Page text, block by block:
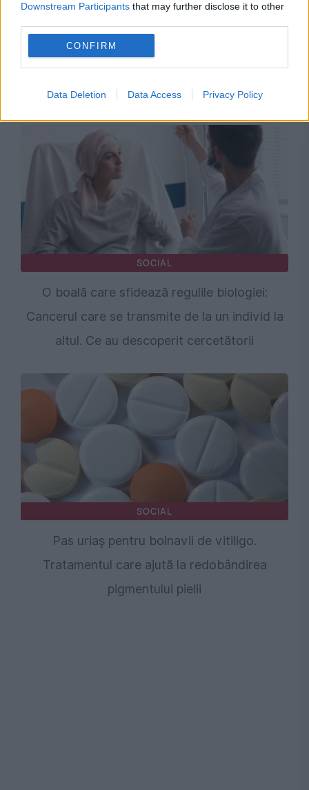
Downstream Participants that may further disclose it to other
CONFIRM
Data Deletion Data Access Privacy Policy
SPORT
Pierdere grea pentru Ionuț Lupescu. Anunțul
dureros făcut de fostul internațional
SOCIAL
O boală care sfidează regulile biologiei:
Cancerul care se transmite de la un individ la
altul. Ce au descoperit cercetătorii
SOCIAL
Pas uriaș pentru bolnavii de vitiligo.
Tratamentul care ajută la redobândirea
pigmentului pielii